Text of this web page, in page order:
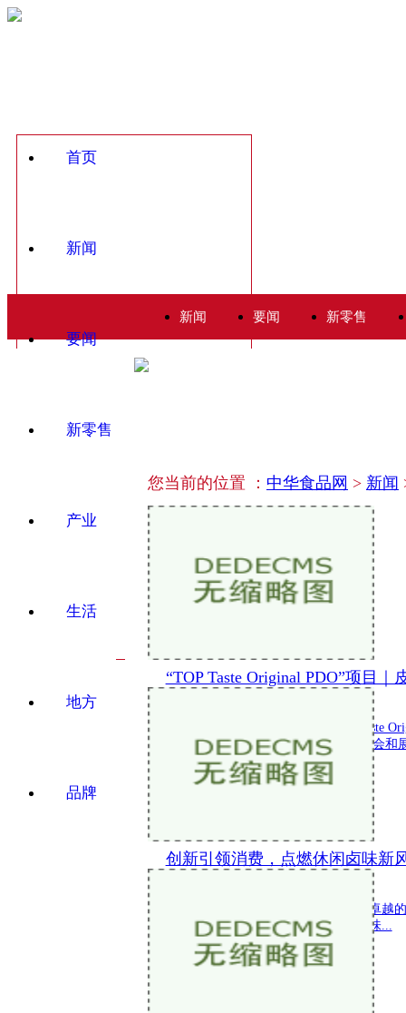
首页
新闻
要闻
新零售
产业
生活
地方
品牌
新闻 要闻 新零售
您当前的位置 ： 中华食品网 > 新闻
“TOP Taste Original PDO”项目
欧盟支持的EUTOP-ASIA项目TOP Taste
通过一系列活动,如大师班、新闻发布会和
创新引领消费，点燃休闲卤味新
在中国卤制食品领域，绝味鸭脖以其卓越
独具特色的发展之路。2024年作为绝味...